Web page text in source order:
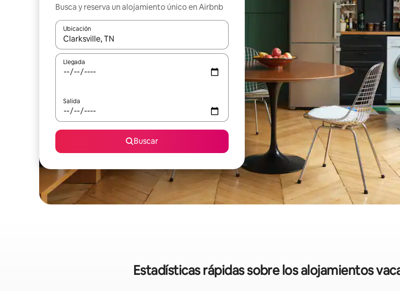
Busca y reserva un alojamiento único en Airbnb
Ubicación
Cuando los resultados estén disponibles, podrás navegar usando las teclas de las flechas hacia arriba y
Llegada
Salida
Buscar
Estadísticas rápidas sobre los alojamientos